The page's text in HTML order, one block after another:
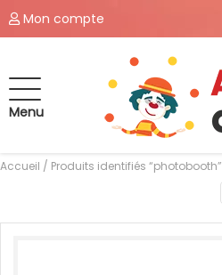
Mon compte
Menu
Accueil / Produits identifiés “photobooth”